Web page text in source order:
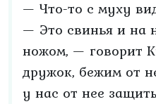
— Что-то с муху
— Это свинья и на
ножом, — говорит
дружок, бежим от
у нас от нее